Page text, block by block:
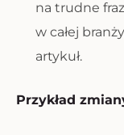
na trudne
w całej
artykuł.
Przykład